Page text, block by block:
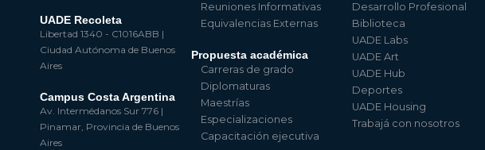
UADE Recoleta
Libertad 1340 - C1016ABB |
Ciudad Autónoma de Buenos
Aires
Campus Costa Argentina
Av. Intermédanos Sur 776 |
Pinamar, Provincia de Buenos
Aires
Reuniones Informativas
Equivalencias Externas
Propuesta académica
Carreras de grado
Diplomaturas
Maestrías
Especializaciones
Capacitación ejecutiva
Desarrollo Profesional
Biblioteca
UADE Labs
UADE Art
UADE Hub
Deportes
UADE Housing
Trabajá con nosotros